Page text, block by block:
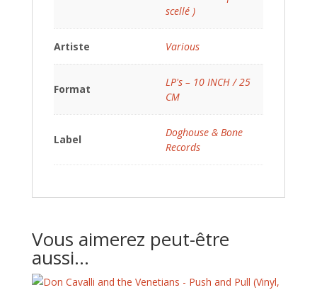
scellé )
Artiste Various
Format
LP's – 10 INCH / 25
CM
Label
Doghouse & Bone
Records
Vous aimerez peut-être
aussi…